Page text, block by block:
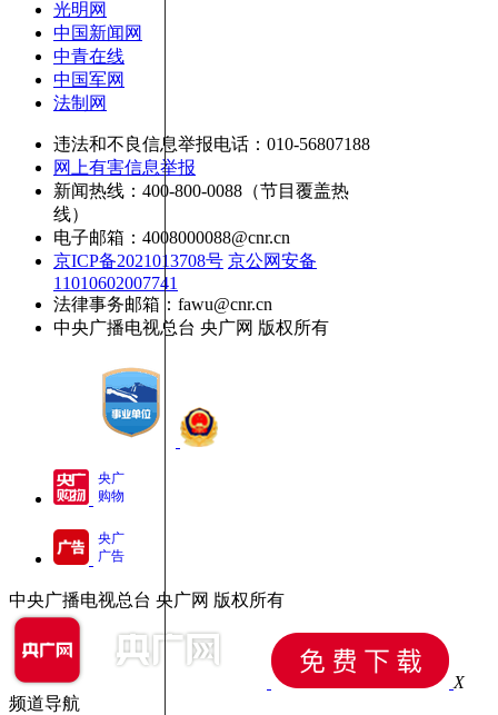
光明网
中国新闻网
中青在线
中国军网
法制网
违法和不良信息举报电话：010-56807188
网上有害信息举报
新闻热线：400-800-0088（节目覆盖热
线）
电子邮箱：4008000088@cnr.cn
京ICP备2021013708号 京公网安备
11010602007741
法律事务邮箱：fawu@cnr.cn
中央广播电视总台 央广网 版权所有
央广
购物
央广
广告
中央广播电视总台 央广网 版权所有
X
频道导航